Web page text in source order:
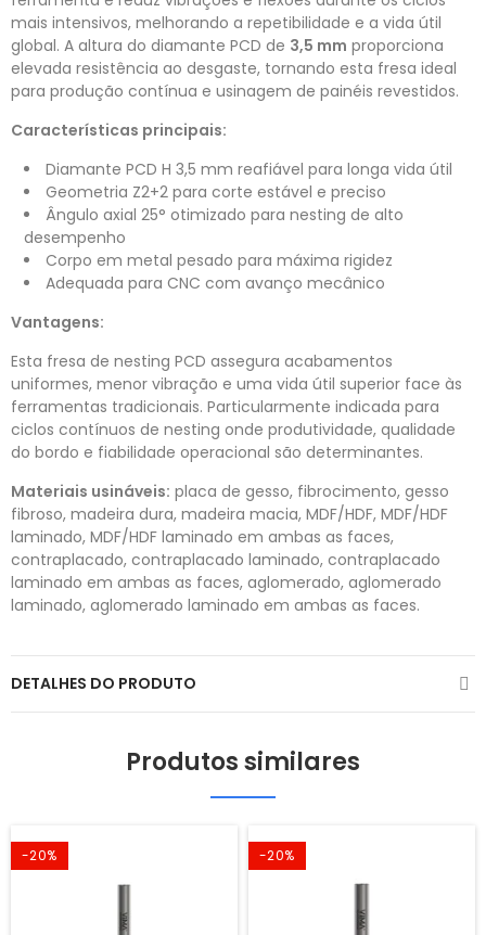
mais intensivos, melhorando a repetibilidade e a vida útil
global. A altura do diamante PCD de 3,5 mm proporciona
elevada resistência ao desgaste, tornando esta fresa ideal
para produção contínua e usinagem de painéis revestidos.
Características principais:
Diamante PCD H 3,5 mm reafiável para longa vida útil
Geometria Z2+2 para corte estável e preciso
Ângulo axial 25° otimizado para nesting de alto
desempenho
Corpo em metal pesado para máxima rigidez
Adequada para CNC com avanço mecânico
Vantagens:
Esta fresa de nesting PCD assegura acabamentos
uniformes, menor vibração e uma vida útil superior face às
ferramentas tradicionais. Particularmente indicada para
ciclos contínuos de nesting onde produtividade, qualidade
do bordo e fiabilidade operacional são determinantes.
Materiais usináveis: placa de gesso, fibrocimento, gesso
fibroso, madeira dura, madeira macia, MDF/HDF, MDF/HDF
laminado, MDF/HDF laminado em ambas as faces,
contraplacado, contraplacado laminado, contraplacado
laminado em ambas as faces, aglomerado, aglomerado
laminado, aglomerado laminado em ambas as faces.
DETALHES DO PRODUTO
Produtos similares
-20% -20%